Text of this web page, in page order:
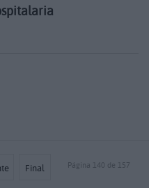
Final Página 140 de 157